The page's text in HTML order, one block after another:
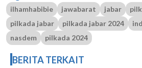
ilhamhabibie jawabarat jabar
pilkada jabar
pilkada jabar 2024
nasdem
pilkada 2024
BERITA TERKAIT